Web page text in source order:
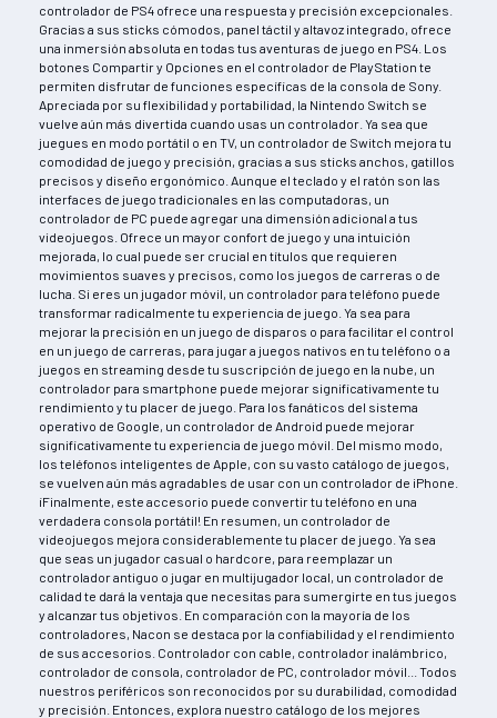
controlador de PS4 ofrece una respuesta y precisión excepcionales.
Gracias a sus sticks cómodos, panel táctil y altavoz integrado, ofrece
una inmersión absoluta en todas tus aventuras de juego en PS4. Los
botones Compartir y Opciones en el controlador de PlayStation te
permiten disfrutar de funciones específicas de la consola de Sony.
Apreciada por su flexibilidad y portabilidad, la Nintendo Switch se
vuelve aún más divertida cuando usas un controlador. Ya sea que
juegues en modo portátil o en TV, un controlador de Switch mejora tu
comodidad de juego y precisión, gracias a sus sticks anchos, gatillos
precisos y diseño ergonómico. Aunque el teclado y el ratón son las
interfaces de juego tradicionales en las computadoras, un
controlador de PC puede agregar una dimensión adicional a tus
videojuegos. Ofrece un mayor confort de juego y una intuición
mejorada, lo cual puede ser crucial en títulos que requieren
movimientos suaves y precisos, como los juegos de carreras o de
lucha. Si eres un jugador móvil, un controlador para teléfono puede
transformar radicalmente tu experiencia de juego. Ya sea para
mejorar la precisión en un juego de disparos o para facilitar el control
en un juego de carreras, para jugar a juegos nativos en tu teléfono o a
juegos en streaming desde tu suscripción de juego en la nube, un
controlador para smartphone puede mejorar significativamente tu
rendimiento y tu placer de juego. Para los fanáticos del sistema
operativo de Google, un controlador de Android puede mejorar
significativamente tu experiencia de juego móvil. Del mismo modo,
los teléfonos inteligentes de Apple, con su vasto catálogo de juegos,
se vuelven aún más agradables de usar con un controlador de iPhone.
¡Finalmente, este accesorio puede convertir tu teléfono en una
verdadera consola portátil! En resumen, un controlador de
videojuegos mejora considerablemente tu placer de juego. Ya sea
que seas un jugador casual o hardcore, para reemplazar un
controlador antiguo o jugar en multijugador local, un controlador de
calidad te dará la ventaja que necesitas para sumergirte en tus juegos
y alcanzar tus objetivos. En comparación con la mayoría de los
controladores, Nacon se destaca por la confiabilidad y el rendimiento
de sus accesorios. Controlador con cable, controlador inalámbrico,
controlador de consola, controlador de PC, controlador móvil... Todos
nuestros periféricos son reconocidos por su durabilidad, comodidad
y precisión. Entonces, explora nuestro catálogo de los mejores